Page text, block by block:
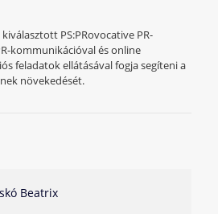
PS:PRovocative PR-
kommunikációval és online
feladatok ellátásával fogja segíteni a
növekedését.
Beatrix